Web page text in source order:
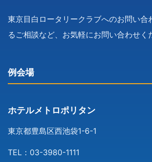
東京目白ロータリークラブへのお問い合
るご相談など、お気軽にお問い合わせく
例会場
ホテルメトロポリタン
東京都豊島区西池袋1-6-1
TEL：03-3980-1111